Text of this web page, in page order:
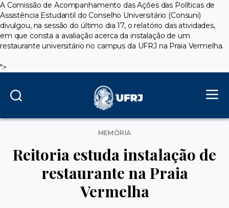
A Comissão de Acompanhamento das Ações das Políticas de
Assistência Estudantil do Conselho Universitário (Consuni)
divulgou, na sessão do último dia 17, o relatório das atividades,
em que consta a avaliação acerca da instalação de um
restaurante universitário no campus da UFRJ na Praia Vermelha.
">
Categorias
MEMÓRIA
Reitoria estuda instalação de
restaurante na Praia
Vermelha